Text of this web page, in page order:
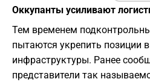
Оккупанты усиливают
Тем временем
пытаются укрепить позиции
инфраструктуры. Ранее
представители так